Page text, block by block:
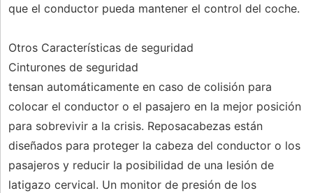
que el conductor pueda mantener el control del coche.
Otros Características de seguridad
Cinturones de seguridad
tensan automáticamente en caso de colisión para
colocar el conductor o el pasajero en la mejor posición
para sobrevivir a la crisis. Reposacabezas están
diseñados para proteger la cabeza del conductor o los
pasajeros y reducir la posibilidad de una lesión de
latigazo cervical. Un monitor de presión de los